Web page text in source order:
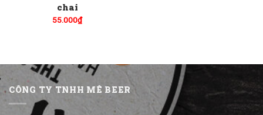
chai
55.000₫
CÔNG TY TNHH MÊ BEER